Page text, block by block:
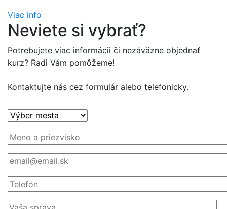
Viac info
Neviete si vybrať?
Potrebujete viac informácii či nezáväzne objednať
kurz? Radi Vám pomôžeme!
Kontaktujte nás cez formulár alebo telefonicky.